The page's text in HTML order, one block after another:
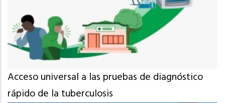
Acceso universal a las pruebas de diagnóstico
rápido de la tuberculosis